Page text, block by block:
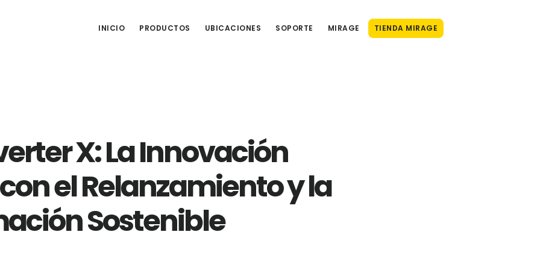
INICIO PRODUCTOS UBICACIONES SOPORTE MIRAGE TIENDA MIRAGE
X: La Innovación
el Relanzamiento y la
Sostenible